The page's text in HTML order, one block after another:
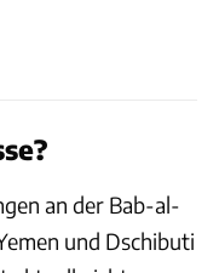
an der Bab-al-
und Dschibuti